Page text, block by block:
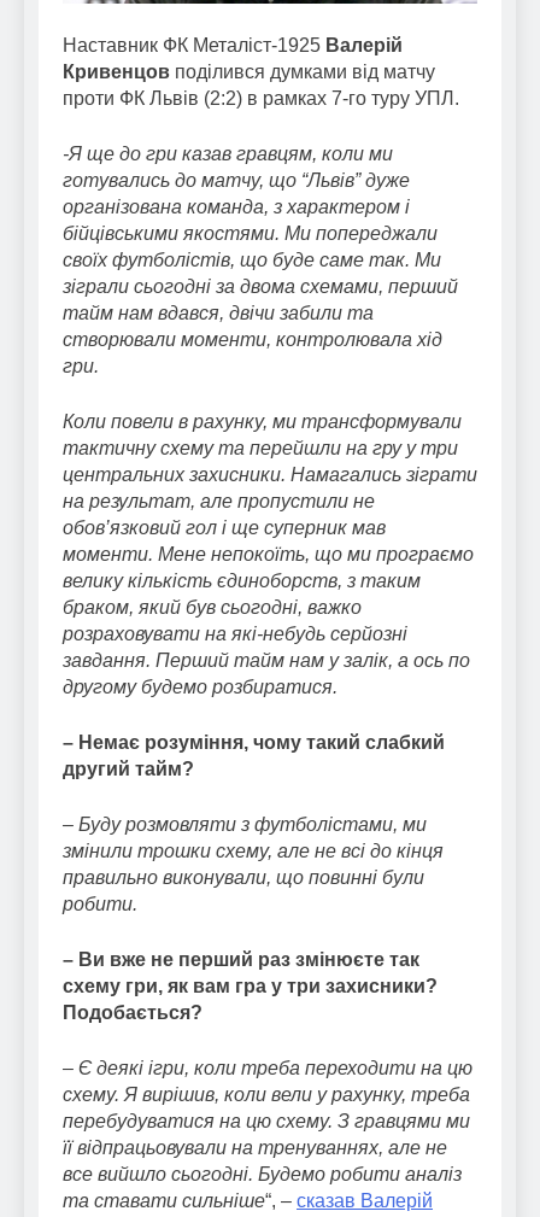
Наставник ФК Металіст-1925 Валерій
Кривенцов поділився думками від матчу
проти ФК Львів (2:2) в рамках 7-го туру УПЛ.
-Я ще до гри казав гравцям, коли ми
готувались до матчу, що “Львів” дуже
організована команда, з характером і
бійцівськими якостями. Ми попереджали
своїх футболістів, що буде саме так. Ми
зіграли сьогодні за двома схемами, перший
тайм нам вдався, двічи забили та
створювали моменти, контролювала хід
гри.
Коли повели в рахунку, ми трансформували
тактичну схему та перейшли на гру у три
центральних захисники. Намагались зіграти
на результат, але пропустили не
обов’язковий гол і ще суперник мав
моменти. Мене непокоїть, що ми програємо
велику кількість єдиноборств, з таким
браком, який був сьогодні, важко
розраховувати на які-небудь серйозні
завдання. Перший тайм нам у залік, а ось по
другому будемо розбиратися.
– Немає розуміння, чому такий слабкий
другий тайм?
– Буду розмовляти з футболістами, ми
змінили трошки схему, але не всі до кінця
правильно виконували, що повинні були
робити.
– Ви вже не перший раз змінюєте так
схему гри, як вам гра у три захисники?
Подобається?
– Є деякі ігри, коли треба переходити на цю
схему. Я вирішив, коли вели у рахунку, треба
перебудуватися на цю схему. З гравцями ми
її відпрацьовували на тренуваннях, але не
все вийшло сьогодні. Будемо робити аналіз
та ставати сильніше“, – сказав Валерій